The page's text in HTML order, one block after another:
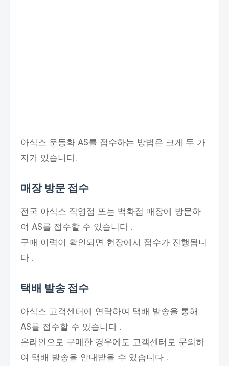
아식스 운동화 AS를 접수하는 방법은 크게 두 가
지가 있습니다.
매장 방문 접수
전국 아식스 직영점 또는 백화점 매장에 방문하
여 AS를 접수할 수 있습니다 .
구매 이력이 확인되면 현장에서 접수가 진행됩니
다 .
택배 발송 접수
아식스 고객센터에 연락하여 택배 발송을 통해
AS를 접수할 수 있습니다 .
온라인으로 구매한 경우에도 고객센터로 문의하
여 택배 발송을 안내받을 수 있습니다 .